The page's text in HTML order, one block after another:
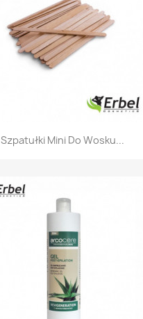
Szpatułki Mini Do Wosku...